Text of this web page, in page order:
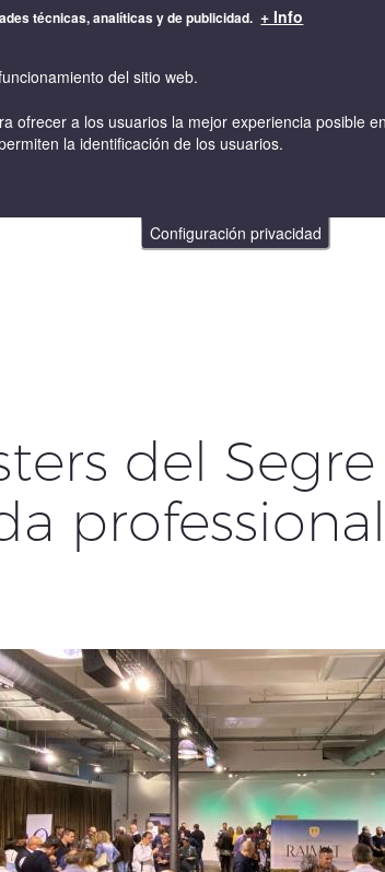
Configuración privacidad
técnicas, analíticas y de publicidad. + Info
del sitio web.
ofrecer a los usuarios la mejor experiencia posible
la identificación de los usuarios.
del